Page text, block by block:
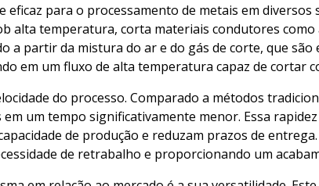
eficaz para o processamento de metais em
alta temperatura, corta materiais condutores como
a partir da mistura do ar e do gás de corte, que são
em um fluxo de alta temperatura capaz de cortar
do processo. Comparado a métodos
um tempo significativamente menor. Essa
de produção e reduzam prazos de
de retrabalho e proporcionando um